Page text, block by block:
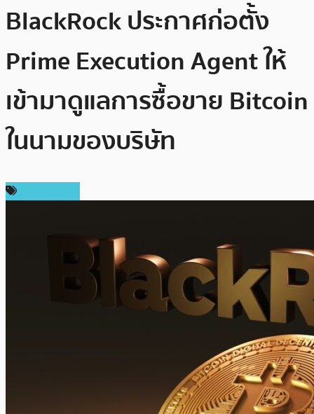
BlackRock ประกาศก่อตั้ง
Prime Execution Agent ให้
เข้ามาดูแลการซื้อขาย Bitcoin
ในนามของบริษัท